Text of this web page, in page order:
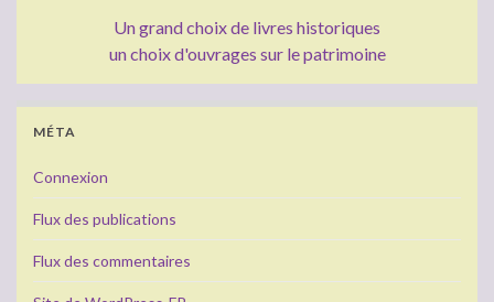
Un grand choix de livres historiques
un choix d'ouvrages sur le patrimoine
MÉTA
Connexion
Flux des publications
Flux des commentaires